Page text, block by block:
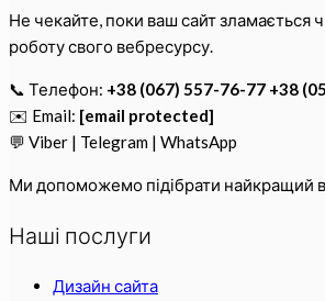
Не чекайте, поки ваш сайт зламається
роботу свого вебресурсу.
📞 Телефон: +38 (067) 557-76-77 +38
✉️ Email: [email protected]
💬 Viber | Telegram | WhatsApp
Ми допоможемо підібрати найкращий
Наші послуги
Дизайн сайта